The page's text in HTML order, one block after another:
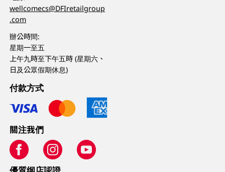
wellcomecs@DFIretailgroup
.com
辦公時間:
星期一至五
上午九時至下午五時 (星期六、
日及公眾假期休息)
付款方式
關注我們